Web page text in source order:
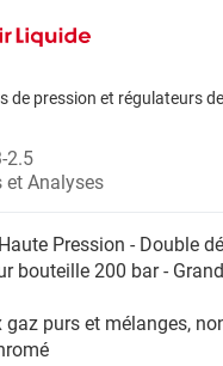
de pression et régulateurs
2.5
et Analyses
Pression - Double
bouteille 200 bar -
gaz purs et mélanges,